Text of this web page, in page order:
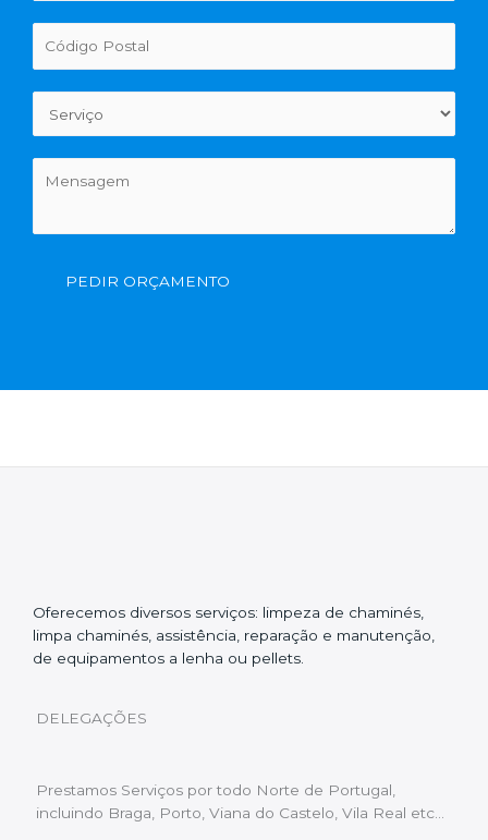
PEDIR ORÇAMENTO
Oferecemos diversos serviços: limpeza de chaminés,
limpa chaminés, assistência, reparação e manutenção,
de equipamentos a lenha ou pellets.
DELEGAÇÕES
Prestamos Serviços por todo Norte de Portugal,
incluindo Braga, Porto, Viana do Castelo, Vila Real etc…